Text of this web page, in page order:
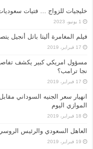
خليجيات للزواج … فتيات
1 يونيو، 2023
فيلم المغامرة أليتا‭ ‬باتل أنجيل يتصدر إيرادات السينما الأمريكية هذا الاسبوع
17 فبراير، 2019
مسؤول امريكي كبير يكشف
نجا ترامب؟
17 فبراير، 2019
انهيار سعر الجنيه السوداني
الموازي اليوم
18 فبراير، 2019
العاهل السعودي والرئيس الروسي
19 فبراير، 2019